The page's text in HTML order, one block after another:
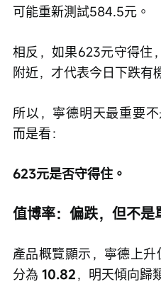
可能重新測試584.5元。
相反，如果623元守得住
附近，才代表今日下跌有
所以，寧德明天最重要
而是看：
623元是否守得住。
值博率：偏跌，但不是
產品概覽顯示，寧德上升
分為 10.82，明天傾向歸